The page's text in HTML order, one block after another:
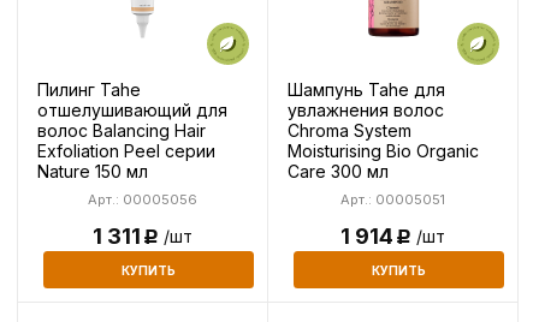
Пилинг Tahe
отшелушивающий для
волос Balancing Hair
Exfoliation Peel серии
Nature 150 мл
Арт.: 00005056
1 311Р /шт
КУПИТЬ
Шампунь Tahe для
увлажнения волос
Chroma System
Moisturising Bio Organic
Care 300 мл
Арт.: 00005051
1 914Р /шт
КУПИТЬ